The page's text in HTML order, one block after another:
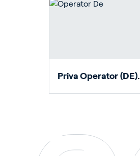
Priva Operator